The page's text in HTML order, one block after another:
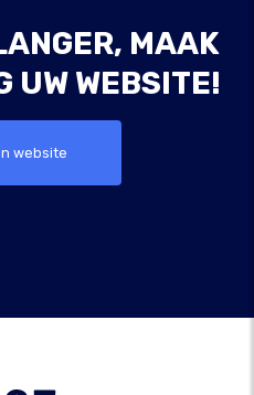
MAAK
UW WEBSITE!
website